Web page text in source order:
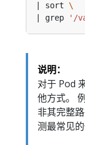
| sort
| grep
'/
说明：
对于 Pod
他方式。
非其完整
测最常见的